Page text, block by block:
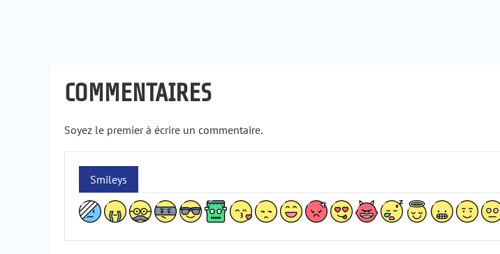
COMMENTAIRES
Soyez le premier à écrire un commentaire.
Smileys